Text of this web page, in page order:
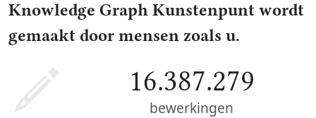
Knowledge Graph Kunstenpunt wordt
gemaakt door mensen zoals u.
16.387.279
bewerkingen